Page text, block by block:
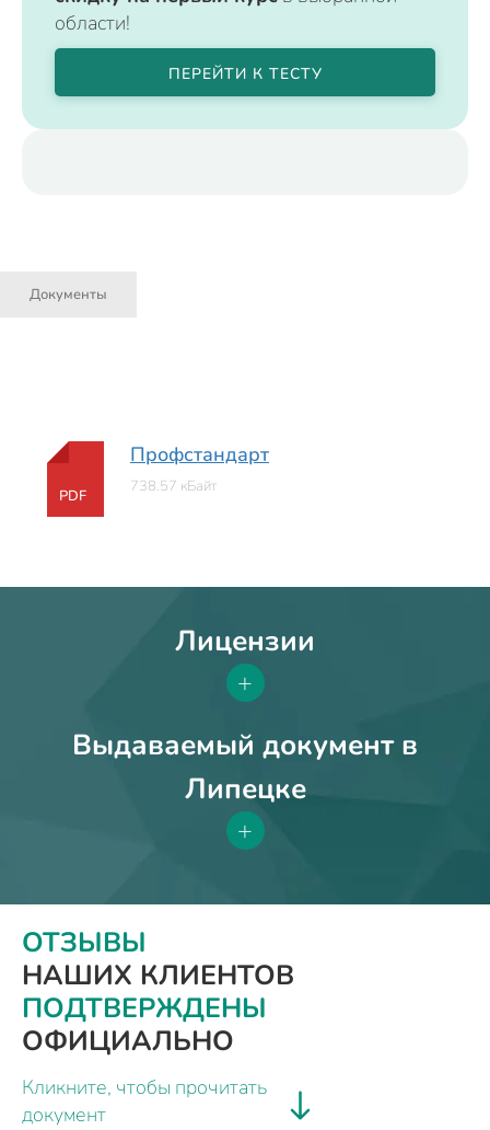
области!
ПЕРЕЙТИ К ТЕСТУ
Документы
PDF
Профстандарт
738.57 кБайт
Лицензии
+
Выдаваемый документ в
Липецке
+
ОТЗЫВЫ
НАШИХ КЛИЕНТОВ
ПОДТВЕРЖДЕНЫ
ОФИЦИАЛЬНО
Кликните, чтобы прочитать
документ